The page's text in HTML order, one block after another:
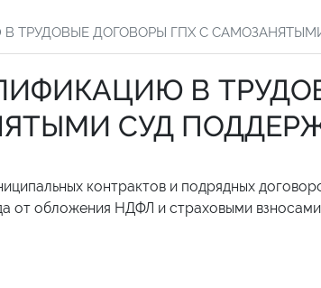
ТРУДОВЫЕ ДОГОВОРЫ ГПХ С
В
СУД
контрактов и подрядных
от обложения НДФЛ и страховыми